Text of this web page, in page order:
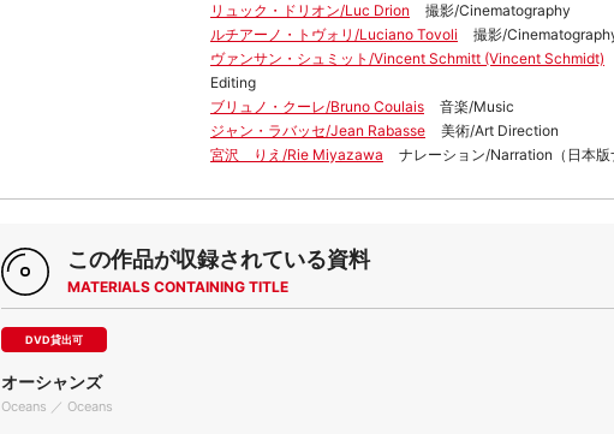
リュック・ドリオン/Luc Drion
撮影/Cinematography
ルチアーノ・トヴォリ/Luciano Tovoli
撮影/
ヴァンサン・シュミット/Vincent Schmitt (Vincent Schmidt)
Editing
ブリュノ・クーレ/Bruno Coulais
音楽/Music
ジャン・ラバッセ/Jean Rabasse
美術/Art Direction
宮沢 りえ/Rie Miyazawa
ナレーション/Narration（日本版
この作品が収録されている資料
MATERIALS CONTAINING TITLE
DVD貸出可
オーシャンズ
Oceans ／ Oceans